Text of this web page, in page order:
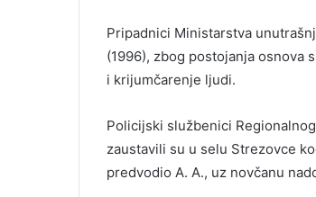
Pripadnici Ministarstva
(1996), zbog postojanja osnova
i krijumčarenje ljudi.
Policijski službenici
zaustavili su u selu Strezovce
predvodio A. A., uz novčanu